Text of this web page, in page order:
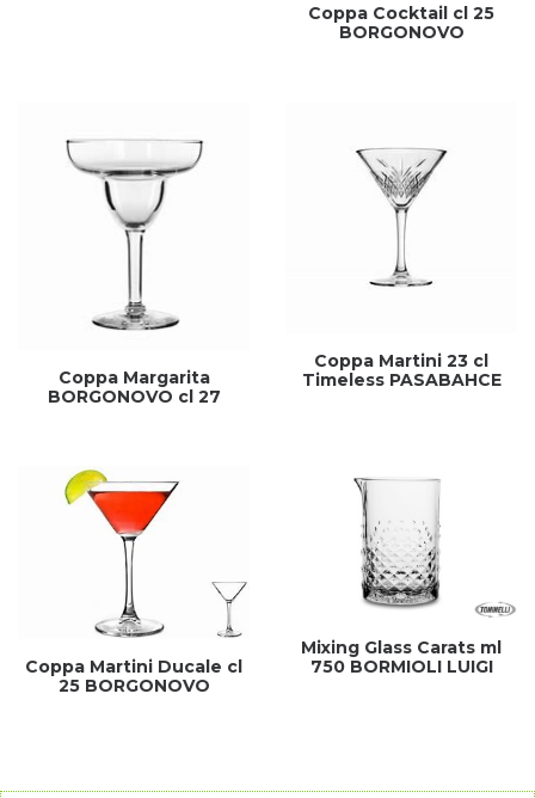
Coppa Cocktail cl 25
BORGONOVO
Coppa Margarita
BORGONOVO cl 27
Coppa Martini 23 cl
Timeless PASABAHCE
Coppa Martini Ducale cl
25 BORGONOVO
Mixing Glass Carats ml
750 BORMIOLI LUIGI